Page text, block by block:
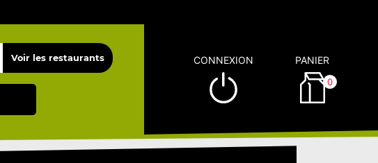
CONNEXION PANIER
0